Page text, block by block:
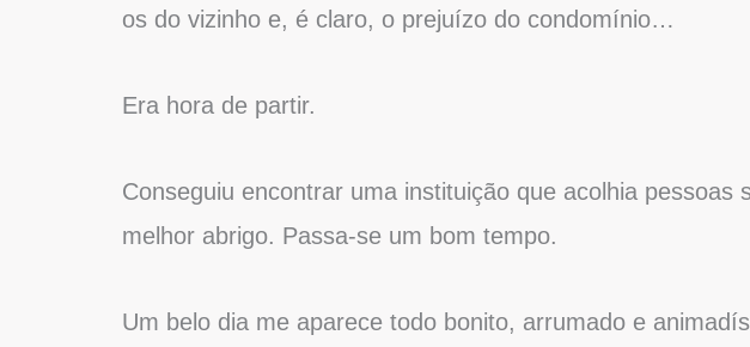
os do vizinho e, é claro, o prejuízo do condomínio…
Era hora de partir.
Conseguiu encontrar uma instituição que acolhia
melhor abrigo. Passa-se um bom tempo.
Um belo dia me aparece todo bonito, arrumado e